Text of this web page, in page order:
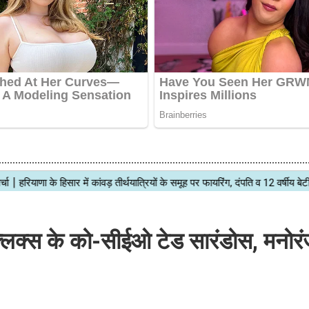
के को-सीईओ टेड सारंडोस,